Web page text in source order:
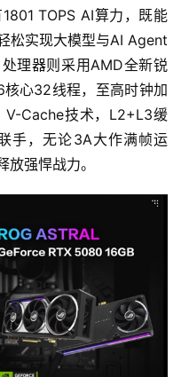
TOPS AI算力，既能
松实现大模型与AI Agent
理器则采用AMD全新锐
心32线程，至高时钟加
V-Cache技术，L2+L3缓
手，无论3A大作满帧运
强悍战力。